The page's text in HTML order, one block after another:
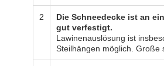
2
Die Schneedecke ist an
gut verfestigt.
Lawinenauslösung ist
Steilhängen möglich. Große